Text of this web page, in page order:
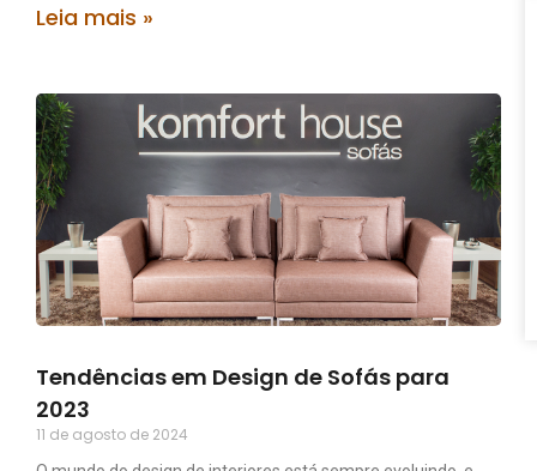
Leia mais »
Tendências em Design de Sofás para
2023
11 de agosto de 2024